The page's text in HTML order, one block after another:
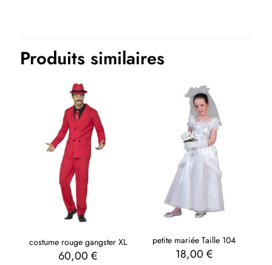
Produits similaires
costume rouge gangster XL
60,00€
petite mariée Taille 104
18,00 €